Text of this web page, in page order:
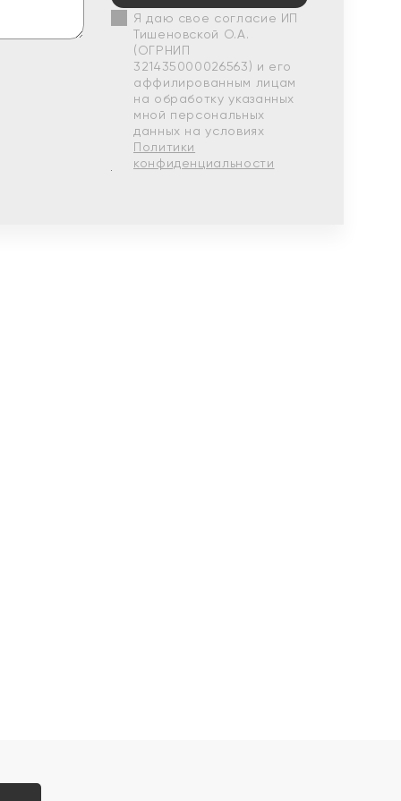
Я даю свое согласие ИП
Тишеновской О.А.
(ОГРНИП
321435000026563) и его
аффилированным лицам
на обработку указанных
мной персональных
данных на условиях
Политики
конфиденциальности